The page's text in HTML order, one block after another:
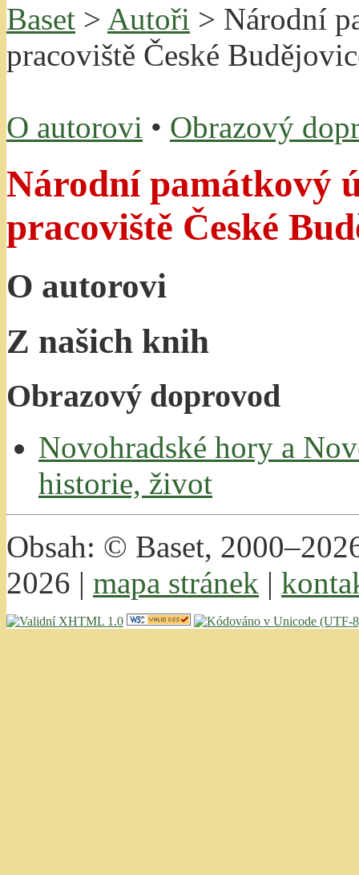
Baset > Autoři > Národní
pracoviště České
O autorovi • Obrazový
Národní památkový
pracoviště České
O autorovi
Z našich knih
Obrazový doprovod
Novohradské hory a
historie, život
Obsah: © Baset,
2026 | mapa stránek |